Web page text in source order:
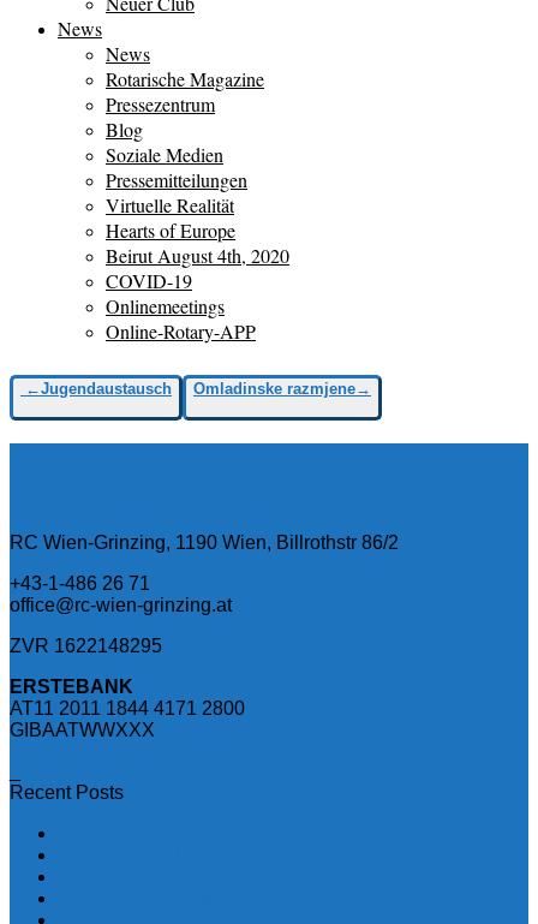
News
News
Rotarische Magazine
Pressezentrum
Blog
Soziale Medien
Pressemitteilungen
Virtuelle Realität
Hearts of Europe
Beirut August 4th, 2020
COVID-19
Onlinemeetings
Online-Rotary-APP
←Jugendaustausch Omladinske razmjene→
RC Wien-Grinzing, 1190 Wien, Billrothstr 86/2
+43-1-486 26 71
office@rc-wien-grinzing.at
ZVR 1622148295
ERSTEBANK
AT11 2011 1844 4171 2800
GIBAATWWXXX
Recent Posts